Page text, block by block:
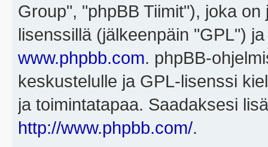
Group", "phpBB Tiimit"), joka on
lisenssillä (jälkeenpäin "GPL")
www.phpbb.com. phpBB-
keskustelulle ja GPL-lisenssi
ja toimintatapaa. Saadaksesi
http://www.phpbb.com/.